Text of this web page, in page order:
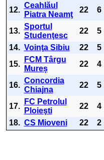
12.
Ceahlăul
Piatra Neamţ
22 6
13.
Sportul
Studenţesc
22 5
14. Voinţa Sibiu 22 5
15.
FCM Târgu
Mureș
22 4
16.
Concordia
Chiajna
22 5
17.
FC Petrolul
Ploieşti
22 4
18. CS Mioveni 22 2